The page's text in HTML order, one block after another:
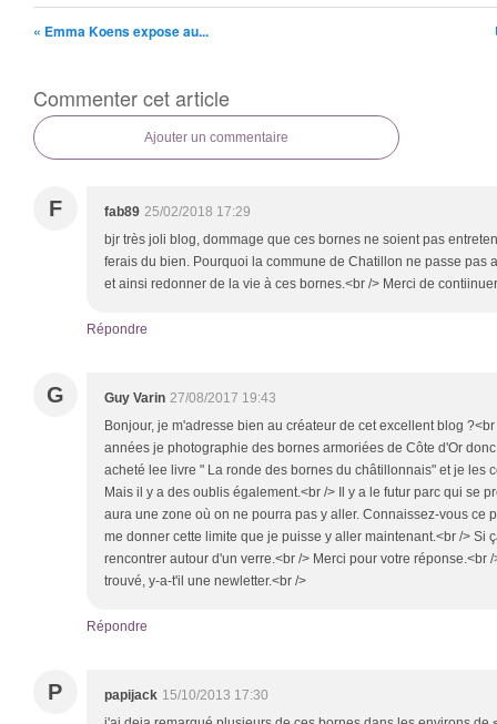
« Emma Koens expose au...
Commenter cet article
Ajouter un commentaire
F fab89 25/02/2018 17:29
bjr très joli blog, dommage que ces bornes ne soient pas
ferais du bien. Pourquoi la commune de Chatillon ne passe pas
et ainsi redonner de la vie à ces bornes.<br /> Merci de
Répondre
G Guy Varin 27/08/2017 19:43
Bonjour, je m'adresse bien au créateur de cet excellent blog
années je photographie des bornes armoriées de Côte d'Or
acheté lee livre " La ronde des bornes du châtillonnais" et je les
Mais il y a des oublis également.<br /> Il y a le futur parc qui se
aura une zone où on ne pourra pas y aller. Connaissez-vous ce
me donner cette limite que je puisse y aller maintenant.<br /> Si
rencontrer autour d'un verre.<br /> Merci pour votre réponse.<br
trouvé, y-a-t'il une newletter.<br />
Répondre
P papijack 15/10/2013 17:30